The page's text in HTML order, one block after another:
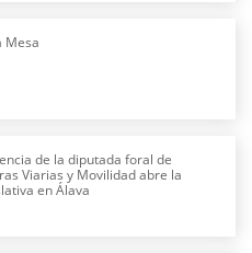
Mesa
de la diputada foral de
Viarias y Movilidad abre la
en Álava